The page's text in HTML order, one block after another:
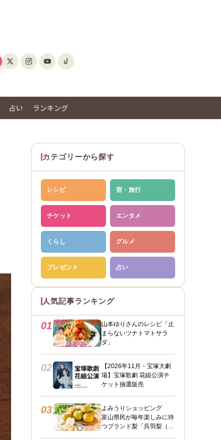
占い ランキング
カテゴリーから探す
レシピ 宿・旅行
チケット エンタメ
くらし グルメ
プレゼント 占い
人気記事ランキング
01
山本ゆりさんのレシピ「止
まらないツナトマトサラ
ダ」
02
【2026年11月・宝塚大劇
場】宝塚歌劇 花組公演チ
ケット抽選販売
03
よみうりショッピング
富山県民が毎年楽しみに待
つブランド梨「呉羽梨（幸